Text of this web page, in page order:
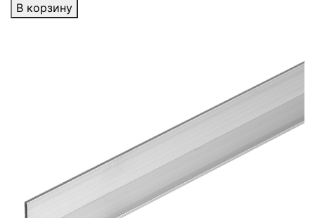
В корзину